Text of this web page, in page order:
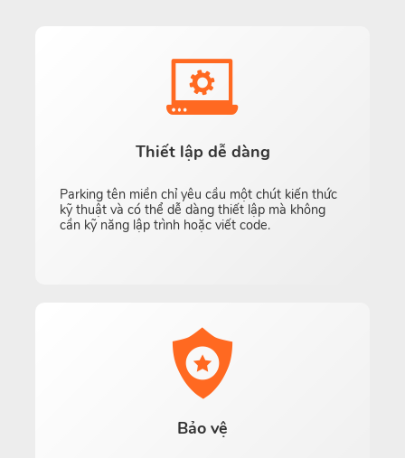
Thiết lập dễ dàng
Parking tên miền chỉ yêu cầu một chút kiến ​​thức
kỹ thuật và có thể dễ dàng thiết lập mà không
cần kỹ năng lập trình hoặc viết code.
Bảo vệ